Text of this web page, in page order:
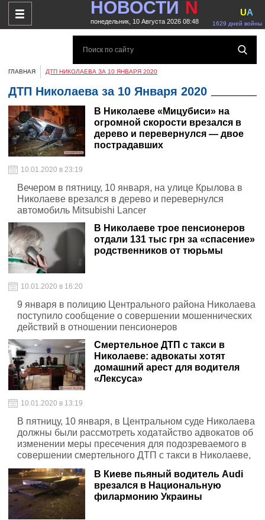
НОВОСТИ N
понедельник, 10 Августа 2026 08:48 1629 дней войны
UA
ГЛАВНАЯ ДТП НИКОЛАЕВА ЗА 10 ЯНВАРЯ 2020
ДТП Николаева за 10 Января 2020
В Николаеве «Мицубиси» на
огромной скорости врезался в
дерево и перевернулся — двое
пострадавших
10.01.2020 в 23:19
Вечером в пятницу, 10 января, на улице Крылова в
Николаеве врезался в дерево и перевернулся
автомобиль Mitsubishi Lancer
В Николаеве трое пенсионеров
отдали 131 тыс грн за «спасение»
родственников от тюрьмы
10.01.2020 в 16:20
9 января в полицию Центрального района Николаева
поступило сообщение о совершении мошеннических
действий в отношении пенсионеров
Смертельное ДТП с такси в
Николаеве: адвокаты хотят
домашний арест для водителя
«Лексуса»
10.01.2020 в 13:19
В пятницу, 10 января, в Центральном суде Николаева
должны были рассмотреть ходатайство адвокатов об
изменении меры пресечения для подозреваемого в
совершении смертельного ДТП с такси в Николаеве,
водителя «Лексуса» Виктора Лобанова
В Киеве пьяный водитель Audi
врезался в Национальную
филармонию Украины